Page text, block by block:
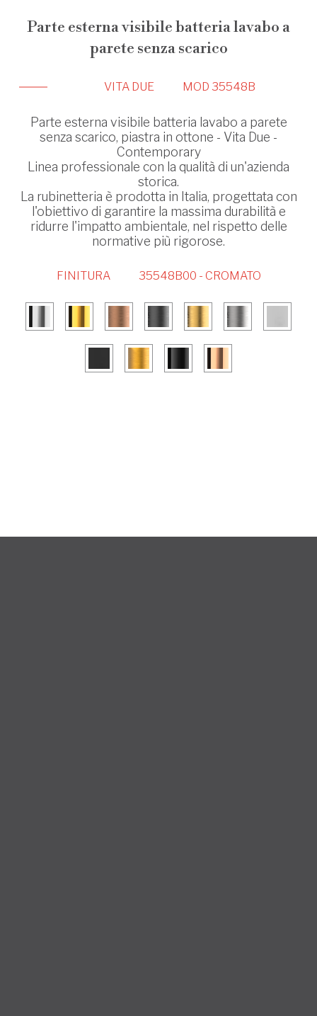
Parte esterna visibile batteria lavabo a
parete senza scarico
VITA DUE MOD 35548B
Parte esterna visibile batteria lavabo a parete
senza scarico, piastra in ottone - Vita Due -
Contemporary
Linea professionale con la qualità di un'azienda
storica.
La rubinetteria è prodotta in Italia, progettata con
l'obiettivo di garantire la massima durabilità e
ridurre l'impatto ambientale, nel rispetto delle
normative più rigorose.
FINITURA 35548B00 - CROMATO